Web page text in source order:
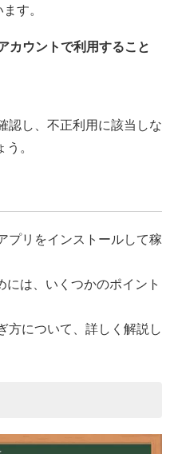
す。
カウントで利用すること
認し、不正利用に該当しな
。
プリをインストールして稼
には、いくつかのポイント
方について、詳しく解説し